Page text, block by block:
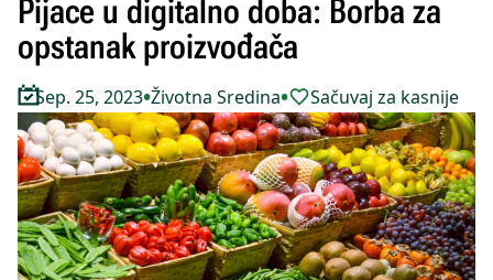
Pijace u digitalno doba: Borba za
opstanak proizvođača
Sep. 25, 2023•Životna Sredina• Sačuvaj za kasnije